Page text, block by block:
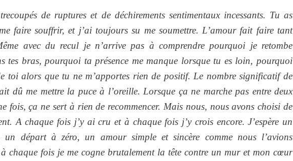
de ruptures et de déchirements sentimentaux incessants. Tu as
faire souffrir, et j’ai toujours su me soumettre. L’amour fait faire tant
avec du recul je n’arrive pas à comprendre pourquoi je retombe
tes bras, pourquoi ta présence me manque lorsque tu es loin, pourquoi
toi alors que tu ne m’apportes rien de positif. Le nombre significatif de
dû me mettre la puce à l’oreille. Lorsque ça ne marche pas entre deux
fois, ça ne sert à rien de recommencer. Mais nous, nous avons choisi de
A chaque fois j’y ai cru et à chaque fois j’y crois encore. J’espère un
un départ à zéro, un amour simple et sincère comme nous l’avions
chaque fois je me cogne brutalement la tête contre un mur et mon cœur